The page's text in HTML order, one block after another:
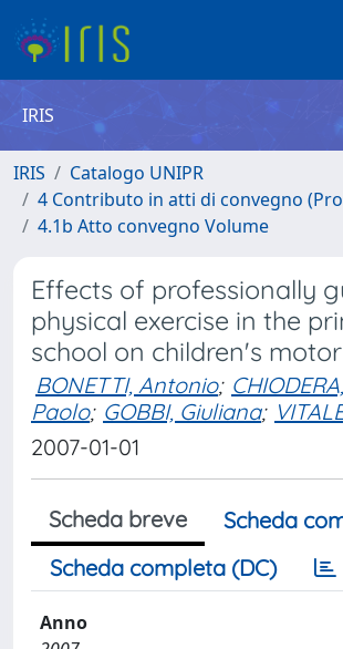
IRIS
IRIS
Catalogo UNIPR
4 Contributo in atti di convegno
4.1b Atto convegno Volume
Effects of professionally
physical exercise in the
school on children's
BONETTI, Antonio; CHIODERA,
Paolo; GOBBI, Giuliana;
2007-01-01
Scheda breve
Scheda
Scheda completa (DC)
Anno